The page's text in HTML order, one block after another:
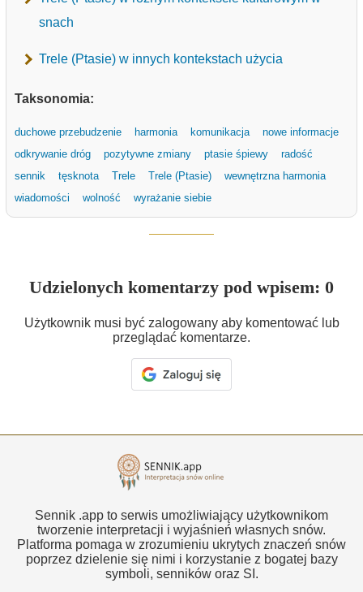
snach
Trele (Ptasie) w innych kontekstach użycia
Taksonomia:
duchowe przebudzenie harmonia komunikacja
nowe informacje
odkrywanie dróg
pozytywne zmiany ptasie śpiewy
radość
sennik
tęsknota Trele Trele (Ptasie)
wewnętrzna harmonia
wiadomości
wolność wyrażanie siebie
Udzielonych komentarzy pod wpisem: 0
Użytkownik musi być zalogowany aby komentować lub
przeglądać komentarze.
Sennik .app to serwis umożliwiający użytkownikom
tworzenie interpretacji i wyjaśnień własnych snów.
Platforma pomaga w zrozumieniu ukrytych znaczeń snów
poprzez dzielenie się nimi i korzystanie z bogatej bazy
symboli, senników oraz SI.